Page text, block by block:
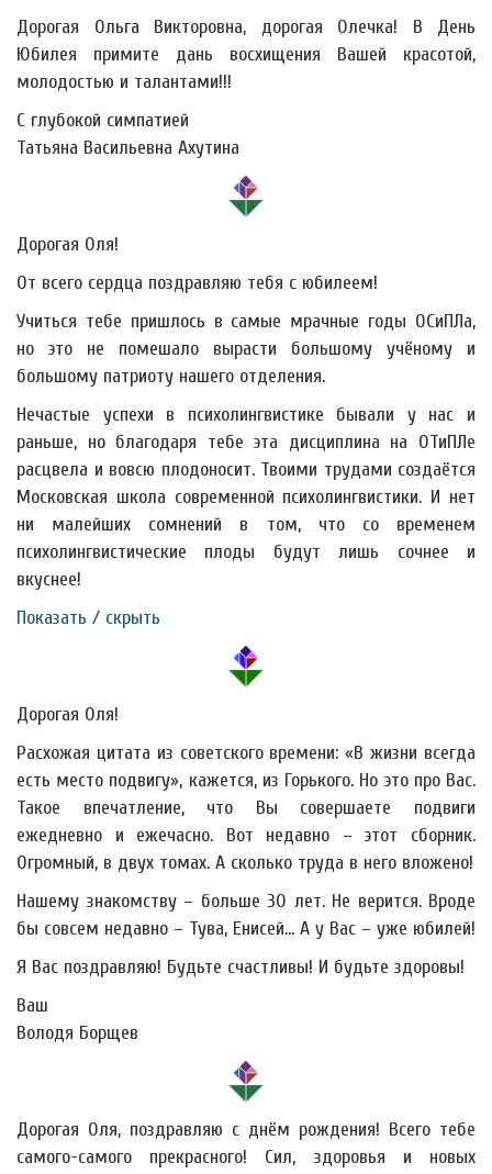
Дорогая Ольга Викторовна, дорогая Олечка! В День
Юбилея примите дань восхищения Вашей красотой,
молодостью и талантами!!!
С глубокой симпатией
Татьяна Васильевна Ахутина
Дорогая Оля!
От всего сердца поздравляю тебя с юбилеем!
Учиться тебе пришлось в самые мрачные годы ОСиПЛа,
но это не помешало вырасти большому учёному и
большому патриоту нашего отделения.
Нечастые успехи в психолингвистике бывали у нас и
раньше, но благодаря тебе эта дисциплина на ОТиПЛе
расцвела и вовсю плодоносит. Твоими трудами создаётся
Московская школа современной психолингвистики. И нет
ни малейших сомнений в том, что со временем
психолингвистические плоды будут лишь сочнее и
вкуснее!
Показать / скрыть
Дорогая Оля!
Расхожая цитата из советского времени: «В жизни всегда
есть место подвигу», кажется, из Горького. Но это про Вас.
Такое впечатление, что Вы совершаете подвиги
ежедневно и ежечасно. Вот недавно – этот сборник.
Огромный, в двух томах. А сколько труда в него вложено!
Нашему знакомству – больше 30 лет. Не верится. Вроде
бы совсем недавно – Тува, Енисей… А у Вас – уже юбилей!
Я Вас поздравляю! Будьте счастливы! И будьте здоровы!
Ваш
Володя Борщев
Дорогая Оля, поздравляю с днём рождения! Всего тебе
самого-самого прекрасного! Сил, здоровья и новых